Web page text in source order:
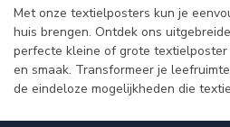
Met onze textielposters kun je
huis brengen. Ontdek ons
perfecte kleine of grote
en smaak. Transformeer je
de eindeloze mogelijkheden die